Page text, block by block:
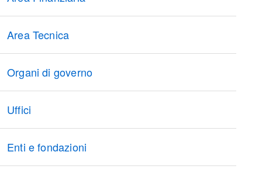
Area Tecnica
Organi di governo
Uffici
Enti e fondazioni